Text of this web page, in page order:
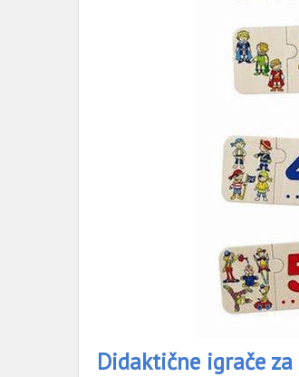
Didaktične igrače